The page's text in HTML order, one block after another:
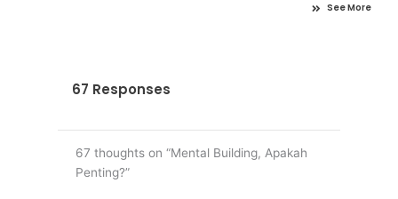
See More
67 Responses
67 thoughts on “Mental Building, Apakah
Penting?”